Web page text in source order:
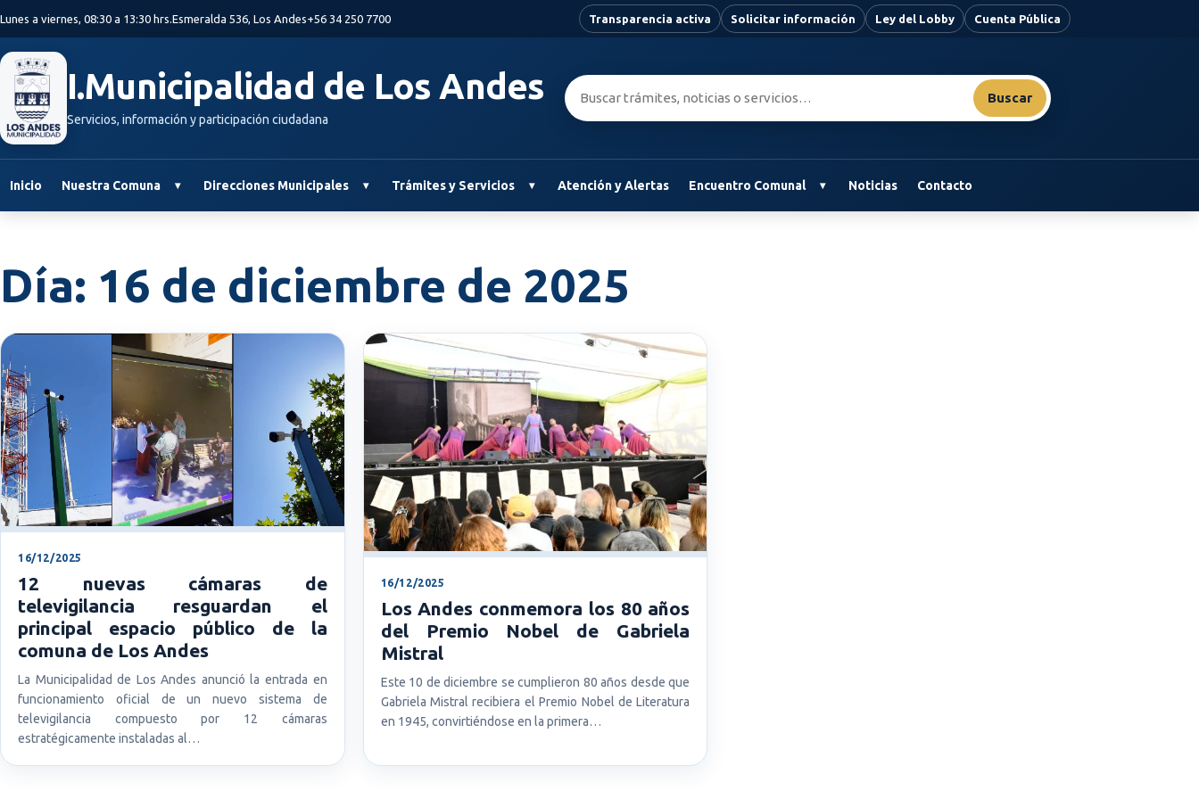
Lunes a viernes, 08:30 a 13:30 hrs.Esmeralda 536, Los Andes+56 34 250 7700 Transparencia activa Solicitar información Ley del Lobby Cuenta Pública
I.Municipalidad de Los Andes
Servicios, información y participación ciudadana
Buscar:
Buscar
Inicio Nuestra Comuna Direcciones Municipales Trámites y Servicios Atención y Alertas Encuentro Comunal Noticias Contacto
Día: 16 de diciembre de 2025
16/12/2025
12 nuevas cámaras de
televigilancia resguardan el
principal espacio público de la
comuna de Los Andes
La Municipalidad de Los Andes anunció la entrada en
funcionamiento oficial de un nuevo sistema de
televigilancia compuesto por 12 cámaras
estratégicamente instaladas al…
16/12/2025
Los Andes conmemora los 80 años
del Premio Nobel de Gabriela
Mistral
Este 10 de diciembre se cumplieron 80 años desde que
Gabriela Mistral recibiera el Premio Nobel de Literatura
en 1945, convirtiéndose en la primera…